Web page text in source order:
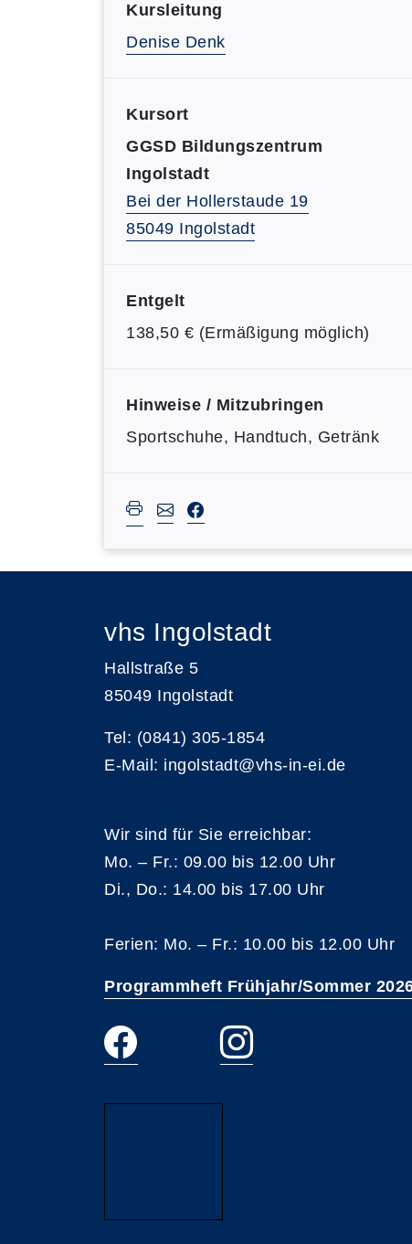
Kursleitung
Denise Denk
Kursort
GGSD Bildungszentrum
Ingolstadt
Bei der Hollerstaude 19
85049 Ingolstadt
Entgelt
138,50 € (Ermäßigung möglich)
Hinweise / Mitzubringen
Sportschuhe, Handtuch, Getränk
vhs Ingolstadt
Hallstraße 5
85049 Ingolstadt
Tel: (0841) 305-1854
E-Mail: ingolstadt@vhs-in-ei.de
Wir sind für Sie erreichbar:
Mo. – Fr.: 09.00 bis 12.00 Uhr
Di., Do.: 14.00 bis 17.00 Uhr
Ferien: Mo. – Fr.: 10.00 bis 12.00 Uhr
Programmheft Frühjahr/Sommer